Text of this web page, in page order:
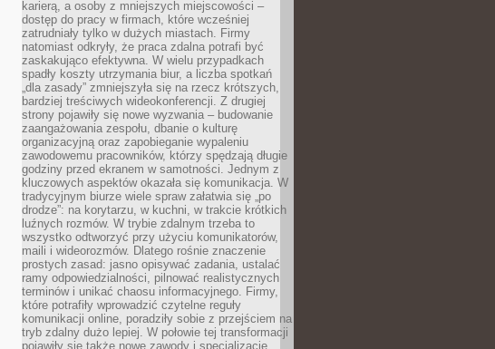
karierą, a osoby z mniejszych miejscowości –
dostęp do pracy w firmach, które wcześniej
zatrudniały tylko w dużych miastach. Firmy
natomiast odkryły, że praca zdalna potrafi być
zaskakująco efektywna. W wielu przypadkach
spadły koszty utrzymania biur, a liczba spotkań
„dla zasady” zmniejszyła się na rzecz krótszych,
bardziej treściwych wideokonferencji. Z drugiej
strony pojawiły się nowe wyzwania – budowanie
zaangażowania zespołu, dbanie o kulturę
organizacyjną oraz zapobieganie wypaleniu
zawodowemu pracowników, którzy spędzają długie
godziny przed ekranem w samotności. Jednym z
kluczowych aspektów okazała się komunikacja. W
tradycyjnym biurze wiele spraw załatwia się „po
drodze”: na korytarzu, w kuchni, w trakcie krótkich
luźnych rozmów. W trybie zdalnym trzeba to
wszystko odtworzyć przy użyciu komunikatorów,
maili i wideorozmów. Dlatego rośnie znaczenie
prostych zasad: jasno opisywać zadania, ustalać
ramy odpowiedzialności, pilnować realistycznych
terminów i unikać chaosu informacyjnego. Firmy,
które potrafiły wprowadzić czytelne reguły
komunikacji online, poradziły sobie z przejściem na
tryb zdalny dużo lepiej. W połowie tej transformacji
pojawiły się także nowe zawody i specjalizacje.